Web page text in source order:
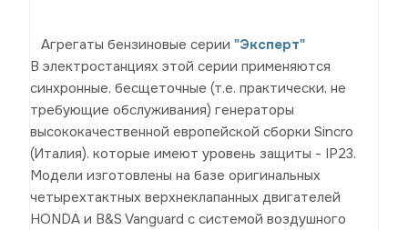
Агрегаты бензиновые серии "Эксперт"
В электростанциях этой серии применяются
синхронные, бесщеточные (т.е. практически, не
требующие обслуживания) генераторы
высококачественной европейской сборки Sincro
(Италия). которые имеют уровень защиты - IP23.
Модели изготовлены на базе оригинальных
четырехтактных верхнеклапанных двигателей
HONDA и B&S Vanguard с системой воздушного